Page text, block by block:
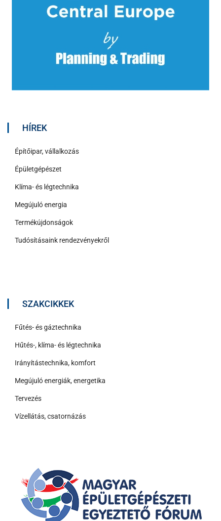
HÍREK
Építőipar, vállalkozás
Épületgépészet
Klíma- és légtechnika
Megújuló energia
Termékújdonságok
Tudósításaink rendezvényekről
SZAKCIKKEK
Fűtés- és gáztechnika
Hűtés-, klíma- és légtechnika
Irányítástechnika, komfort
Megújuló energiák, energetika
Tervezés
Vízellátás, csatornázás